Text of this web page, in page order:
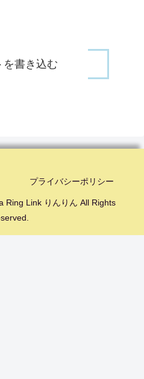
を書き込む
プライバシーポリシー
Ring Link りんりん All Rights